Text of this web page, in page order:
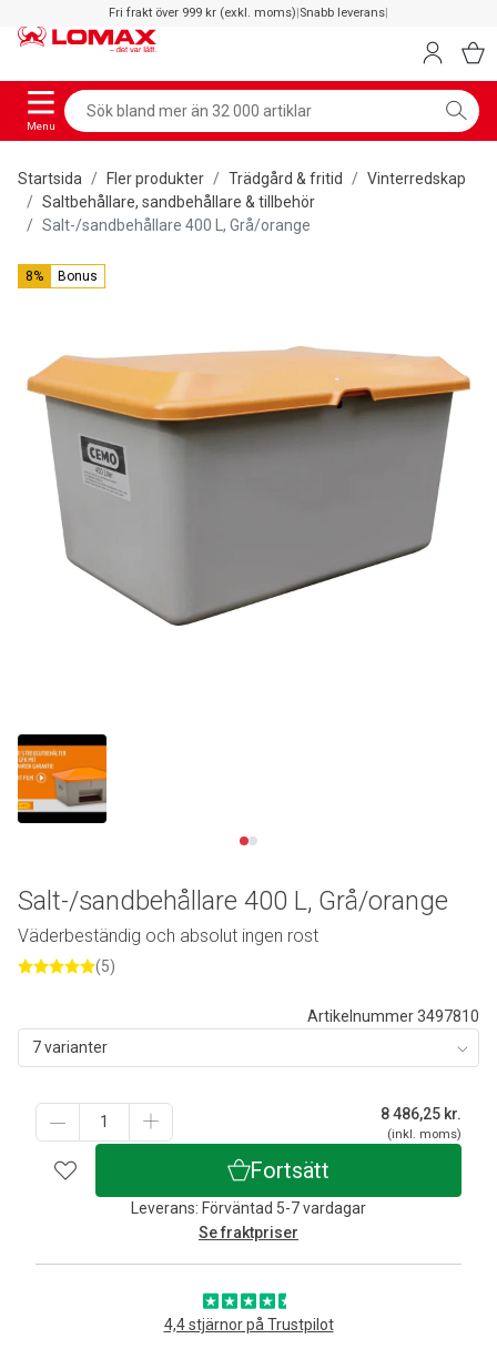
Fri frakt över 999 kr (exkl. moms)|Snabb leverans|
Menu
Startsida Fler produkter Trädgård & fritid
Vinterredskap
Saltbehållare, sandbehållare & tillbehör
Salt-/sandbehållare 400 L, Grå/orange
8% Bonus
Artikelnummer 3497810
7 varianter
8 486,25 kr.
(inkl. moms)
Fortsätt
Leverans: Förväntad 5-7 vardagar
Se fraktpriser
4,4 stjärnor på Trustpilot
Salt-/sandbehållare 400 L, Grå/orange
Väderbeständig och absolut ingen rost
(5)